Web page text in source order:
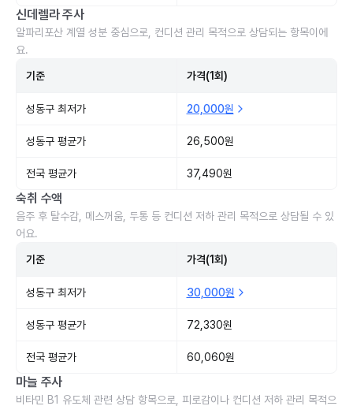
신데렐라 주사
알파리포산 계열 성분 중심으로, 컨디션 관리 목적으로 상담되는 항목이에
요.
기준 가격(1회)
성동구 최저가 20,000원
성동구 평균가 26,500원
전국 평균가 37,490원
숙취 수액
음주 후 탈수감, 메스꺼움, 두통 등 컨디션 저하 관리 목적으로 상담될 수 있
어요.
기준 가격(1회)
성동구 최저가 30,000원
성동구 평균가 72,330원
전국 평균가 60,060원
마늘 주사
비타민 B1 유도체 관련 상담 항목으로, 피로감이나 컨디션 저하 관리 목적으